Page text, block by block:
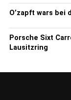
O’zapft wars bei
Porsche Sixt
Lausitzring